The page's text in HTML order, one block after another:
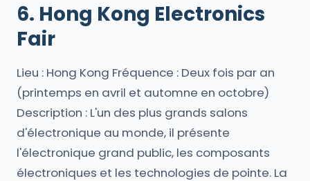
6. Hong Kong Electronics
Fair
Lieu : Hong Kong Fréquence : Deux fois par an
(printemps en avril et automne en octobre)
Description : L'un des plus grands salons
d'électronique au monde, il présente
l'électronique grand public, les composants
électroniques et les technologies de pointe. La